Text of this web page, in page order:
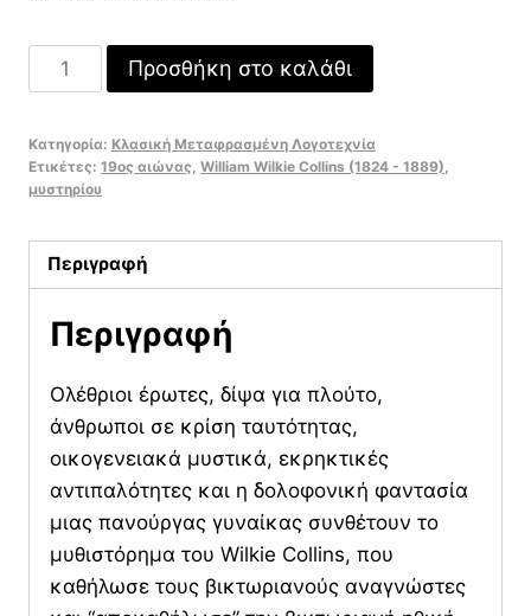
Αρμαντέιλ
ποσότητα
Προσθήκη στο καλάθι
Κατηγορία: Κλασική Μεταφρασμένη Λογοτεχνία
Ετικέτες: 19ος αιώνας, William Wilkie Collins (1824 - 1889),
μυστηρίου
Περιγραφή
Περιγραφή
Ολέθριοι έρωτες, δίψα για πλούτο,
άνθρωποι σε κρίση ταυτότητας,
οικογενειακά μυστικά, εκρηκτικές
αντιπαλότητες και η δολοφονική φαντασία
μιας πανούργας γυναίκας συνθέτουν το
μυθιστόρημα του Wilkie Collins, που
καθήλωσε τους βικτωριανούς αναγνώστες